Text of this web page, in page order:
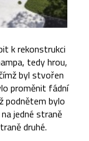
k rekonstrukci
tedy hrou,
byl stvořen
proměnit fádní
podnětem bylo
jedné straně
druhé.